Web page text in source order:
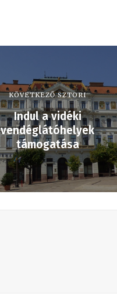
KÖVETKEZŐ SZTORI
Indul a vidéki
vendéglátóhelyek
támogatása